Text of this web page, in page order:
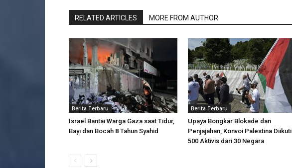
RELATED ARTICLES MORE FROM AUTHOR
Berita Terbaru
Israel Bantai Warga Gaza saat Tidur,
Bayi dan Bocah 8 Tahun Syahid
Berita Terbaru
Upaya Bongkar Blokade dan
Penjajahan, Konvoi Palestina Diikuti
500 Aktivis dari 30 Negara